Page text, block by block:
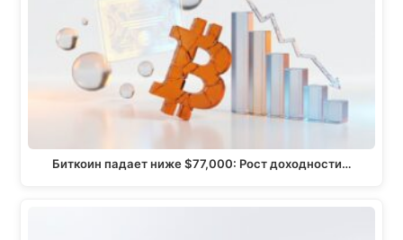
Биткоин падает ниже $77,000: Рост доходности…